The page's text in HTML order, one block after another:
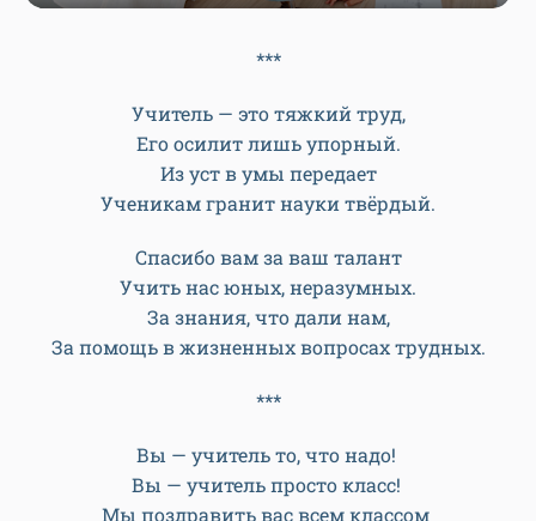
***
Учитель — это тяжкий труд,
Его осилит лишь упорный.
Из уст в умы передает
Ученикам гранит науки твёрдый.
Спасибо вам за ваш талант
Учить нас юных, неразумных.
За знания, что дали нам,
За помощь в жизненных вопросах трудных.
***
Вы — учитель то, что надо!
Вы — учитель просто класс!
Мы поздравить вас всем классом